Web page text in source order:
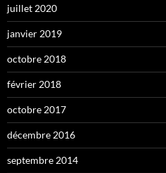
juillet 2020
janvier 2019
octobre 2018
février 2018
octobre 2017
décembre 2016
septembre 2014